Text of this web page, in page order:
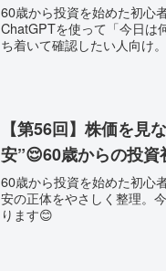
60歳から投資を始めた初心
ChatGPTを使って「今日は
ち着いて確認したい人向け。
【第56回】株価を見
安”😌60歳からの投資
60歳から投資を始めた初心
安の正体をやさしく整理。
ります😊